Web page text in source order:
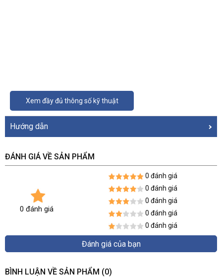
Xem đầy đủ thông số kỹ thuật
Hướng dẫn
ĐÁNH GIÁ VỀ SẢN PHẨM
0 đánh giá
0 đánh giá
0 đánh giá
0 đánh giá
0 đánh giá
0 đánh giá
Đánh giá của bạn
BÌNH LUẬN VỀ SẢN PHẨM (0)